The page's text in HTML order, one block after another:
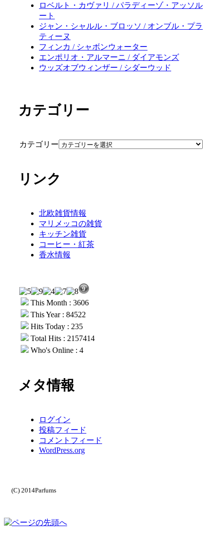
ロベルト・カヴァリ / パラディーゾ・アッソル
ート
ジャン・シャルル・ブロッソ / オンブル・プラ
ティーヌ
フィンカ / シャボンウォーター
エンポリオ・アルマーニ / ダイアモンズ
ウッズオブウィンザー / シダーウッド
カテゴリー
カテゴリー
リンク
北欧雑貨情報
マリメッコの雑貨
キッチン雑貨
コーヒー・紅茶
香水情報
This Month : 3606
This Year : 84522
Hits Today : 235
Total Hits : 2157414
Who's Online : 4
メタ情報
ログイン
投稿フィード
コメントフィード
WordPress.org
(C) 2014Parfums